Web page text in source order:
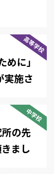
高等学校
めに」
実施さ
中学校
の先
まし